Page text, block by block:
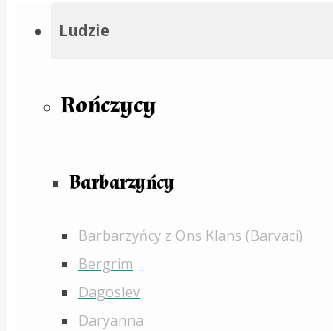
Ludzie
Rończycy
Barbarzyńcy
Barbarzyńcy z Ons Klans (Barvaci)
Bergrim
Dagoslev
Daryanna